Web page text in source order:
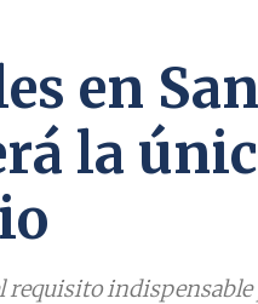
en
la
indispensable